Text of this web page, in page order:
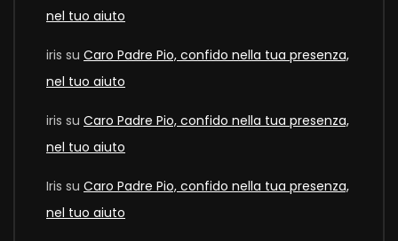
nel tuo aiuto
iris su Caro Padre Pio, confido nella tua presenza,
nel tuo aiuto
iris su Caro Padre Pio, confido nella tua presenza,
nel tuo aiuto
Iris su Caro Padre Pio, confido nella tua presenza,
nel tuo aiuto